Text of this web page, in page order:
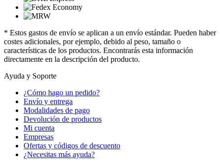
* Estos gastos de envío se aplican a un envío estándar. Pueden haber
costes adicionales, por ejemplo, debido al peso, tamaño o
características de los productos. Encontrarás esta información
directamente en la descripción del producto.
Ayuda y Soporte
¿Cómo hago un pedido?
Envío y entrega
Modalidades de pago
Devolución de productos
Mi cuenta
Empresas
Ofertas y códigos de descuento
¿Necesitas más ayuda?